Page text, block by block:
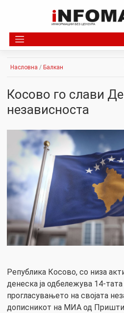
Насловна / Балкан
Косово го слави
независноста
Република Косово, со низа
денеска ја одбележува 14-
прогласувањето на својата
дописникот на МИА од